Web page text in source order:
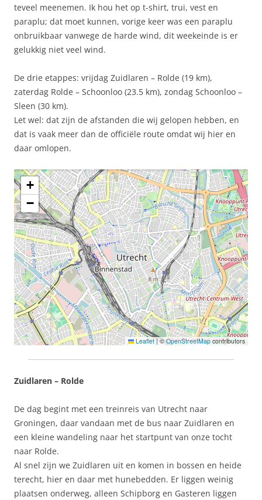
teveel meenemen. Ik hou het op t-shirt, trui, vest en
paraplu; dat moet kunnen, vorige keer was een paraplu
onbruikbaar vanwege de harde wind, dit weekeinde is er
gelukkig niet veel wind.
De drie etappes: vrijdag Zuidlaren – Rolde (19 km),
zaterdag Rolde – Schoonloo (23.5 km), zondag Schoonloo –
Sleen (30 km).
Let wel: dat zijn de afstanden die wij gelopen hebben, en
dat is vaak meer dan de officiële route omdat wij hier en
daar omlopen.
+
−
Leaflet |©OpenStreetMapcontributors
Zuidlaren – Rolde
De dag begint met een treinreis van Utrecht naar
Groningen, daar vandaan met de bus naar Zuidlaren en
een kleine wandeling naar het startpunt van onze tocht
naar Rolde.
Al snel zijn we Zuidlaren uit en komen in bossen en heide
terecht, hier en daar met hunebedden. Er liggen weinig
plaatsen onderweg, alleen Schipborg en Gasteren liggen